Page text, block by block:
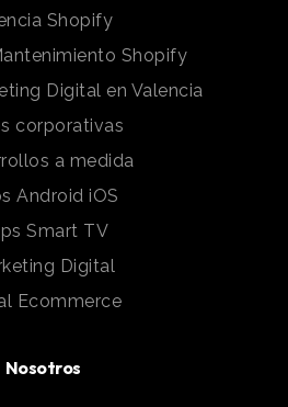
Shopify
Shopify
Digital en Valencia
corporativas
a medida
Android iOS
Smart TV
Digital
Ecommerce
Nosotros